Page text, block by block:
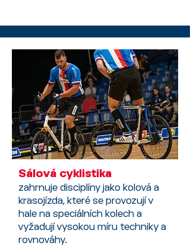
Sálová cyklistika
zahrnuje disciplíny jako kolová a
krasojízda, které se provozují v
hale na speciálních kolech a
vyžadují vysokou míru techniky a
rovnováhy.